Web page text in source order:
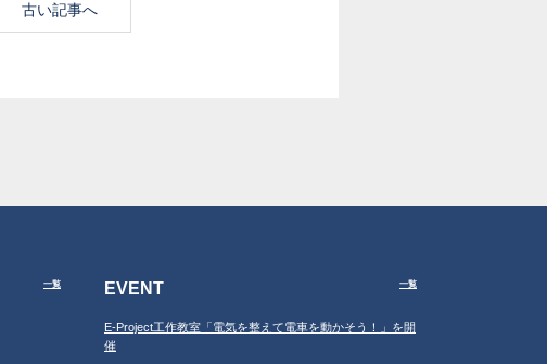
古い記事へ
一覧 EVENT 一覧
E-Project工作教室「電気を整えて電車を動かそう！」を開
催